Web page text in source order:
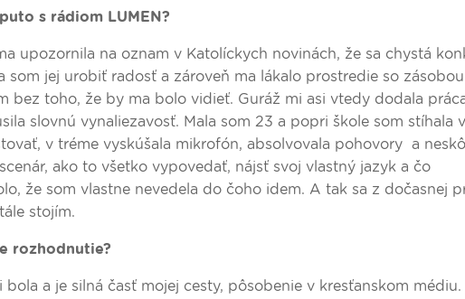
s rádiom LUMEN?
upozornila na oznam v Katolíckych novinách, že sa chystá
som jej urobiť radosť a zároveň ma lákalo prostredie so
bez toho, že by ma bolo vidieť. Guráž mi asi vtedy dodala
slovnú vynaliezavosť. Mala som 23 a popri škole som stíhala
v tréme vyskúšala mikrofón, absolvovala pohovory a
ako to všetko vypovedať, nájsť svoj vlastný jazyk a čo
že som vlastne nevedela do čoho idem. A tak sa z dočasnej
stojím.
rozhodnutie?
a je silná časť mojej cesty, pôsobenie v kresťanskom médiu.